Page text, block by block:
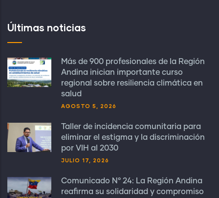
Últimas noticias
Más de 900 profesionales de la Región
Andina inician importante curso
regional sobre resiliencia climática en
salud
AGOSTO 5, 2026
Taller de incidencia comunitaria para
eliminar el estigma y la discriminación
por VIH al 2030
JULIO 17, 2026
Comunicado N° 24: La Región Andina
reafirma su solidaridad y compromiso